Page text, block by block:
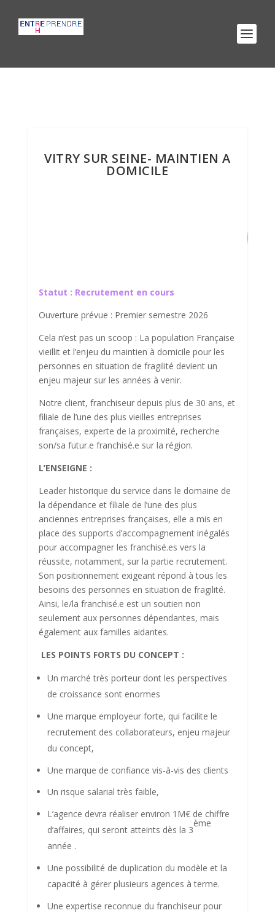
VITRY SUR SEINE- MAINTIEN A
DOMICILE
Statut : Recrutement en cours
Ouverture prévue : Premier semestre 2026
Cela n’est pas un scoop : La population Française
vieillit et l’enjeu du maintien à domicile pour les
personnes en situation de fragilité devient un
enjeu majeur sur les années à venir.
Notre client, franchiseur depuis plus de 30 ans, et
filiale de l’une des plus vieilles entreprises
françaises, experte de la proximité, recherche
son/sa futur.e franchisé.e sur la région.
L’ENSEIGNE :
Leader historique du service dans le domaine de
la dépendance et filiale de l’une des plus
anciennes entreprises françaises, elle a mis en
place des supports d’accompagnement inégalés
pour accompagner les franchisé.es vers la
réussite, notamment, sur la partie recrutement.
Son positionnement exigeant répond à tous les
besoins des personnes en situation de fragilité.
Ainsi, le/la franchisé.e est un soutien non
seulement aux personnes dépendantes, mais
également aux familles aidantes.
LES POINTS FORTS DU CONCEPT :
Un marché très porteur dont les perspectives
de croissance sont enormes
Une marque employeur forte, qui facilite le
recrutement des collaborateurs, enjeu majeur
du concept,
Une marque de confiance vis-à-vis des clients
Un risque salarial très faible,
L’agence devra réaliser environ 1M€ de chiffre
d’affaires, qui seront atteints dès la 3
ème
année .
Une possibilité de duplication du modèle et la
capacité à gérer plusieurs agences à terme.
Une expertise reconnue du franchiseur pour